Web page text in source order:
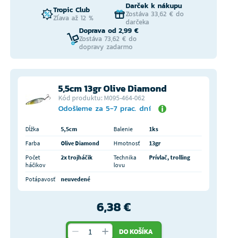
Tropic Club
Zľava až 12 %
Darček k nákupu
Zostáva 33,62 € do
darčeka
Doprava od 2,99 €
Zostáva 73,62 € do
dopravy zadarmo
5,5cm 13gr Olive Diamond
Kód produktu: M095-464-062
Odošleme za 5-7 prac. dní
Dĺžka 5,5cm Balenie
1ks
Farba
Olive Diamond Hmotnosť
13gr
Počet
háčikov
2x trojháčik
Technika
lovu
Prívlač, trolling
Potápavosť neuvedené
6,38 €
DO KOŠÍKA